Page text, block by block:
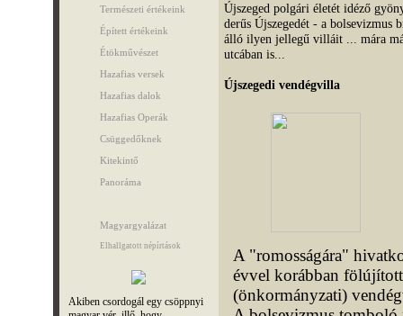
Természeti értékeink
Épített értékeink
Étökművészet
Hazafias versek
Hazafias dalok
Hazafias Operák
Csüggedőknek
Kitekintő
Panoráma
Magyargyalázat
Elhallgatott népírtások
Akiben csordogál egy csöppnyi
Újszeged polgári életét idéző
derűs Újszegedét - a bolsevizmus
álló ilyen jellegű villáit ... mára
utcában is...
Újszegedi vendégvilla
A "romosságára"
évvel korábban
(önkormányzati)